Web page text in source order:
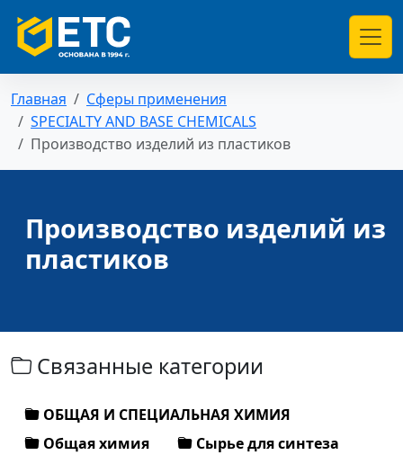
Главная
Сферы применения
SPECIALTY AND BASE CHEMICALS
Производство изделий из пластиков
Производство изделий из
пластиков
Связанные категории
ОБЩАЯ И СПЕЦИАЛЬНАЯ ХИМИЯ
Общая химия
Сырье для синтеза